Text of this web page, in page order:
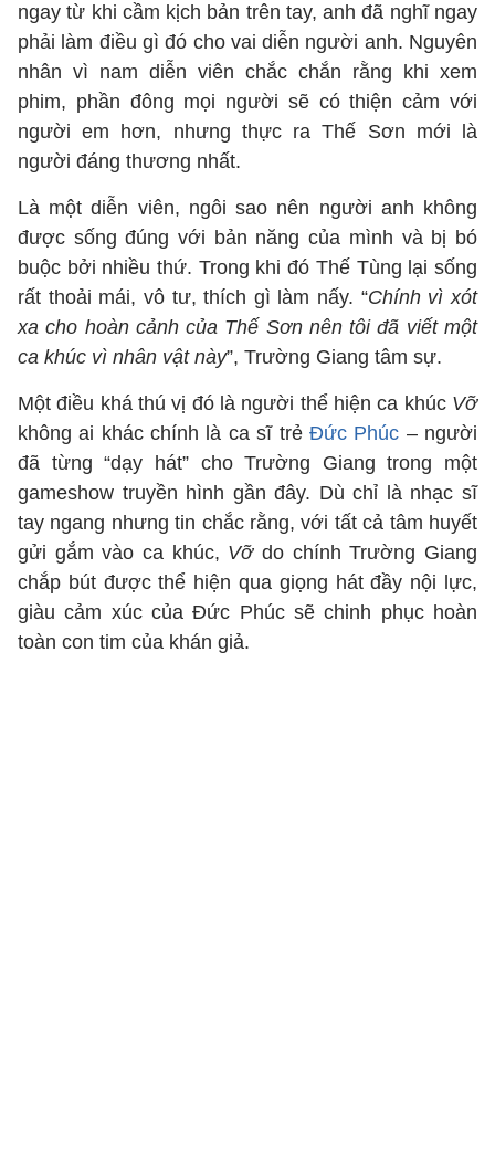
ngay từ khi cầm kịch bản trên tay, anh đã nghĩ ngay
phải làm điều gì đó cho vai diễn người anh. Nguyên
nhân vì nam diễn viên chắc chắn rằng khi xem
phim, phần đông mọi người sẽ có thiện cảm với
người em hơn, nhưng thực ra Thế Sơn mới là
người đáng thương nhất.
Là một diễn viên, ngôi sao nên người anh không
được sống đúng với bản năng của mình và bị bó
buộc bởi nhiều thứ. Trong khi đó Thế Tùng lại sống
rất thoải mái, vô tư, thích gì làm nấy. “Chính vì xót
xa cho hoàn cảnh của Thế Sơn nên tôi đã viết một
ca khúc vì nhân vật này”, Trường Giang tâm sự.
Một điều khá thú vị đó là người thể hiện ca khúc Vỡ
không ai khác chính là ca sĩ trẻ Đức Phúc – người
đã từng “dạy hát” cho Trường Giang trong một
gameshow truyền hình gần đây. Dù chỉ là nhạc sĩ
tay ngang nhưng tin chắc rằng, với tất cả tâm huyết
gửi gắm vào ca khúc, Vỡdo chính Trường Giang
chắp bút được thể hiện qua giọng hát đầy nội lực,
giàu cảm xúc của Đức Phúc sẽ chinh phục hoàn
toàn con tim của khán giả.